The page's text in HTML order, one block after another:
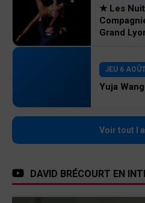
★ Les
Grand
JEU 6
Yuja
Voir tout l
DAVID BRÉCOURT EN